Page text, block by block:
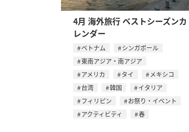
4月 海外旅行 ベストシーズンカ
レンダー
ベトナム
シンガポール
東南アジア・南アジア
アメリカ
タイ
メキシコ
台湾
韓国
イタリア
フィリピン
お祭り・イベント
アクティビティ
春